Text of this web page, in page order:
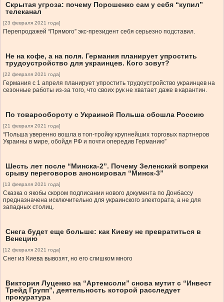
Скрытая угроза: почему Порошенко сам у себя “купил”
телеканал
[23 февраля 2021 года]
Перепродажей “Прямого” экс-президент себя серьезно подставил.
Не на кофе, а на поля. Германия планирует упростить
трудоустройство для украинцев. Кого зовут?
[22 февраля 2021 года]
Германия с 1 апреля планирует упростить трудоустройство украинцев на
сезонные работы из-за того, что своих рук не хватает даже в карантин.
По товарообороту с Украиной Польша обошла Россию
[21 февраля 2021 года]
“Польша уверенно вошла в топ-тройку крупнейших торговых партнеров
Украины в мире, обойдя РФ и почти опередив Германию”
Шесть лет после “Минска-2”. Почему Зеленский вопреки
срыву переговоров анонсировал “Минск-3”
[13 февраля 2021 года]
Сказка о якобы скором подписании нового документа по Донбассу
предназначена исключительно для украинского электората, а не для
западных столиц.
Снега будет еще больше: как Киеву не превратиться в
Венецию
[12 февраля 2021 года]
Снег из Киева вывозят, но его слишком много
Виктория Луценко на “Артемсоли” снова мутит с “Инвест
Трейд Групп”, деятельность которой расследует
прокуратура